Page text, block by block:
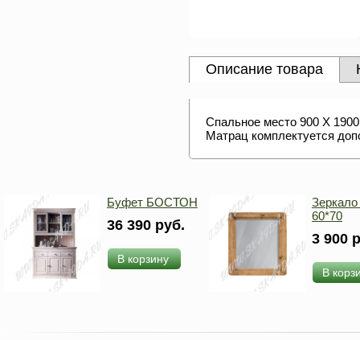
Описание товара
Спальное место 900 Х 1900
Матрац комплектуется
Буфет БОСТОН
36 390 руб.
В корзину
60*70
3 900
В